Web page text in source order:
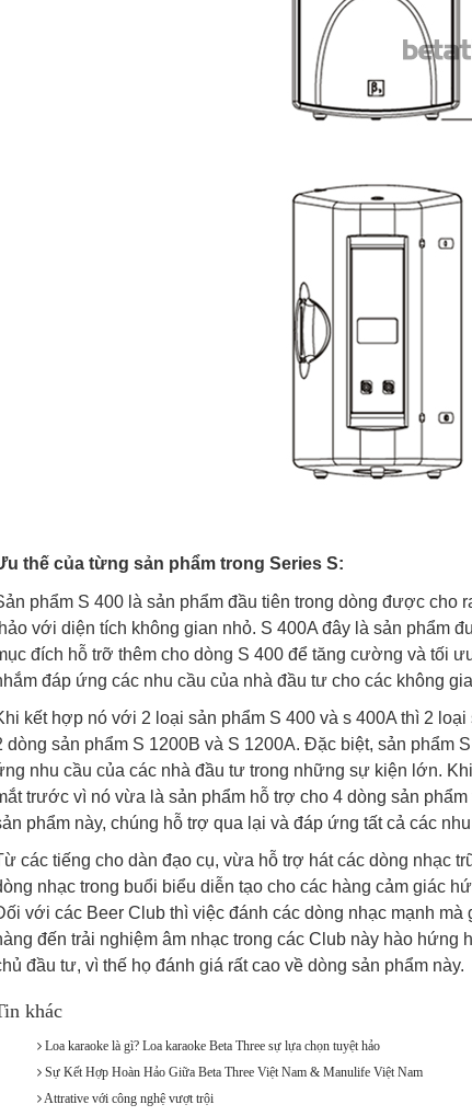
thế của từng sản phẩm trong Series S:
phẩm S 400 là sản phẩm đầu tiên trong dòng được cho
với diện tích không gian nhỏ. S 400A đây là sản phẩm
đích hỗ trỡ thêm cho dòng S 400 để tăng cường và tối
đáp ứng các nhu cầu của nhà đầu tư cho các không
kết hợp nó với 2 loại sản phẩm S 400 và s 400A thì 2
dòng sản phẩm S 1200B và S 1200A. Đặc biệt, sản phẩm
nhu cầu của các nhà đầu tư trong những sự kiện lớn.
trước vì nó vừa là sản phẩm hỗ trợ cho 4 dòng sản
phẩm này, chúng hỗ trợ qua lại và đáp ứng tất cả các
các tiếng cho dàn đạo cụ, vừa hỗ trợ hát các dòng nhạc
nhạc trong buổi biểu diễn tạo cho các hàng cảm giác
với các Beer Club thì việc đánh các dòng nhạc mạnh
đến trải nghiệm âm nhạc trong các Club này hào
đầu tư, vì thế họ đánh giá rất cao về dòng sản phẩm này.
khác
Loa karaoke là gì? Loa karaoke Beta Three sự lựa chọn tuyệt hảo
Sự Kết Hợp Hoàn Hảo Giữa Beta Three Việt Nam & Manulife Việt Nam
Attrative với công nghệ vượt trội